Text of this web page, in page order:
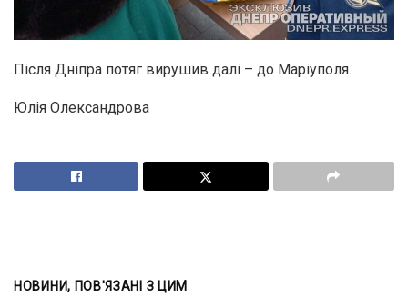
Після Дніпра потяг вирушив далі – до Маріуполя.
Юлія Олександрова
НОВИНИ, ПОВ'ЯЗАНІ З ЦИМ